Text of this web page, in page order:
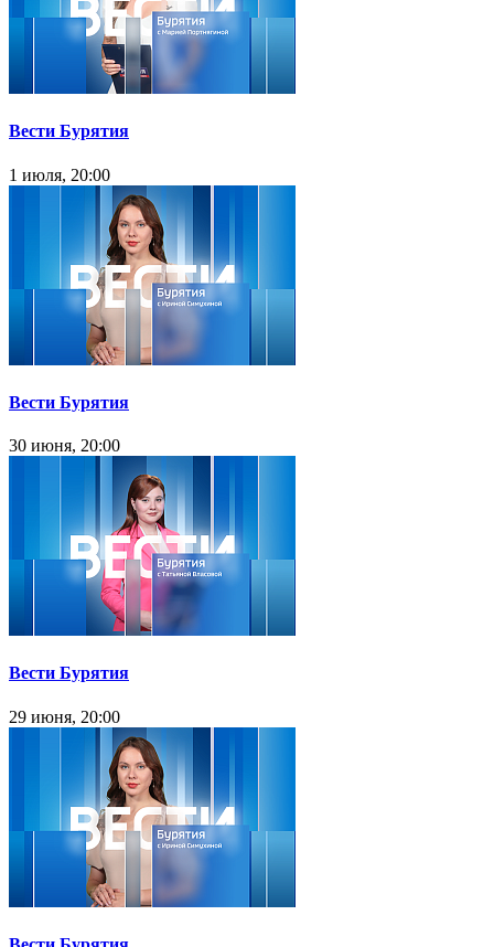
Вести Бурятия
1 июля, 20:00
Вести Бурятия
30 июня, 20:00
Вести Бурятия
29 июня, 20:00